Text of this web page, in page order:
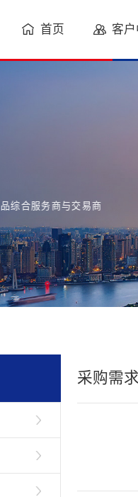
首页 客
综合服务商与交易商
采购需